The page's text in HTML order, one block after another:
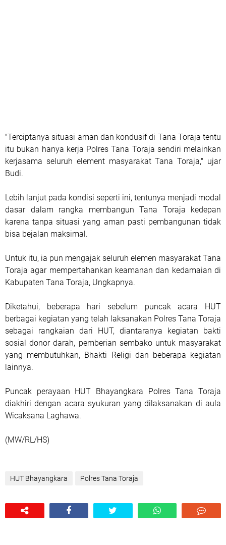
"Terciptanya situasi aman dan kondusif di Tana Toraja tentu
itu bukan hanya kerja Polres Tana Toraja sendiri melainkan
kerjasama seluruh element masyarakat Tana Toraja," ujar
Budi.
Lebih lanjut pada kondisi seperti ini, tentunya menjadi modal
dasar dalam rangka membangun Tana Toraja kedepan
karena tanpa situasi yang aman pasti pembangunan tidak
bisa bejalan maksimal.
Untuk itu, ia pun mengajak seluruh elemen masyarakat Tana
Toraja agar mempertahankan keamanan dan kedamaian di
Kabupaten Tana Toraja, Ungkapnya.
Diketahui, beberapa hari sebelum puncak acara HUT
berbagai kegiatan yang telah laksanakan Polres Tana Toraja
sebagai rangkaian dari HUT, diantaranya kegiatan bakti
sosial donor darah, pemberian sembako untuk masyarakat
yang membutuhkan, Bhakti Religi dan beberapa kegiatan
lainnya.
Puncak perayaan HUT Bhayangkara Polres Tana Toraja
diakhiri dengan acara syukuran yang dilaksanakan di aula
Wicaksana Laghawa.
(MW/RL/HS)
HUT Bhayangkara Polres Tana Toraja